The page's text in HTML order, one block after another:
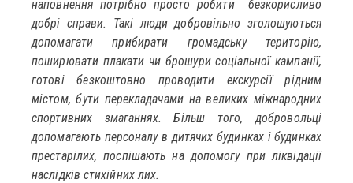
наповнення потрібно просто робити безкорисливо
добрі справи. Такі люди добровільно зголошуються
допомагати прибирати громадську територію,
поширювати плакати чи брошури соціальної кампанії,
готові безкоштовно проводити екскурсії рідним
містом, бути перекладачами на великих міжнародних
спортивних змаганнях. Більш того, добровольці
допомагають персоналу в дитячих будинках і будинках
престарілих, поспішають на допомогу при ліквідації
наслідків стихійних лих.